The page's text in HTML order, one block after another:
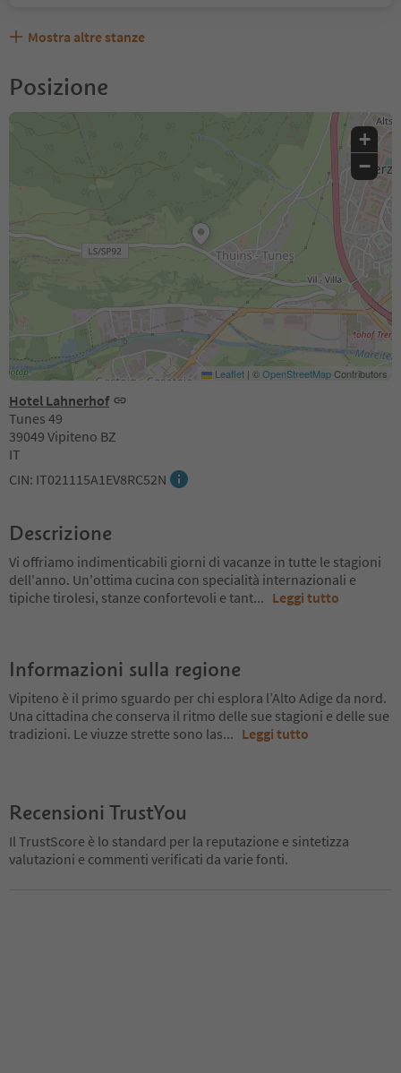
Mostra altre stanze
Posizione
Hotel Lahnerhof
Tunes 49
39049 Vipiteno BZ
IT
CIN: IT021115A1EV8RC52N
+
−
Leaflet | ©OpenStreetMapContributors
Descrizione
Vi offriamo indimenticabili giorni di vacanze in tutte le stagioni
dell'anno. Un'ottima cucina con specialità internazionali e
tipiche tirolesi, stanze confortevoli e tant... Leggi tutto
Informazioni sulla regione
Vipiteno è il primo sguardo per chi esplora l’Alto Adige da nord.
Una cittadina che conserva il ritmo delle sue stagioni e delle sue
tradizioni. Le viuzze strette sono las... Leggi tutto
Recensioni TrustYou
Il TrustScore è lo standard per la reputazione e sintetizza
valutazioni e commenti verificati da varie fonti.